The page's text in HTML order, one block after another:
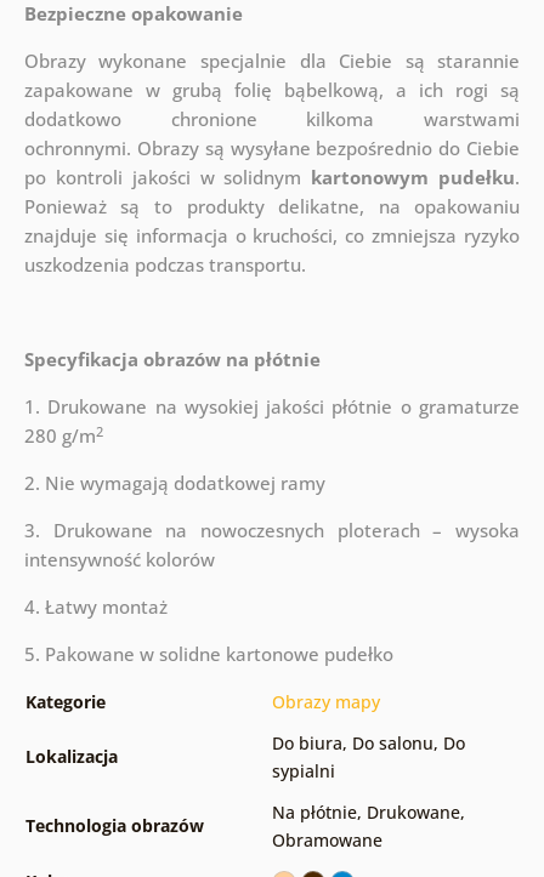
Bezpieczne opakowanie
Obrazy wykonane specjalnie dla Ciebie są starannie
zapakowane w grubą folię bąbelkową, a ich rogi są
dodatkowo chronione kilkoma warstwami
ochronnymi. Obrazy są wysyłane bezpośrednio do Ciebie
po kontroli jakości w solidnym kartonowym pudełku.
Ponieważ są to produkty delikatne, na opakowaniu
znajduje się informacja o kruchości, co zmniejsza ryzyko
uszkodzenia podczas transportu.
Specyfikacja obrazów na płótnie
1. Drukowane na wysokiej jakości płótnie o gramaturze
280 g/m2
2. Nie wymagają dodatkowej ramy
3. Drukowane na nowoczesnych ploterach – wysoka
intensywność kolorów
4. Łatwy montaż
5. Pakowane w solidne kartonowe pudełko
Kategorie Obrazy mapy
Lokalizacja
Do biura, Do salonu, Do
sypialni
Technologia obrazów
Na płótnie, Drukowane,
Obramowane